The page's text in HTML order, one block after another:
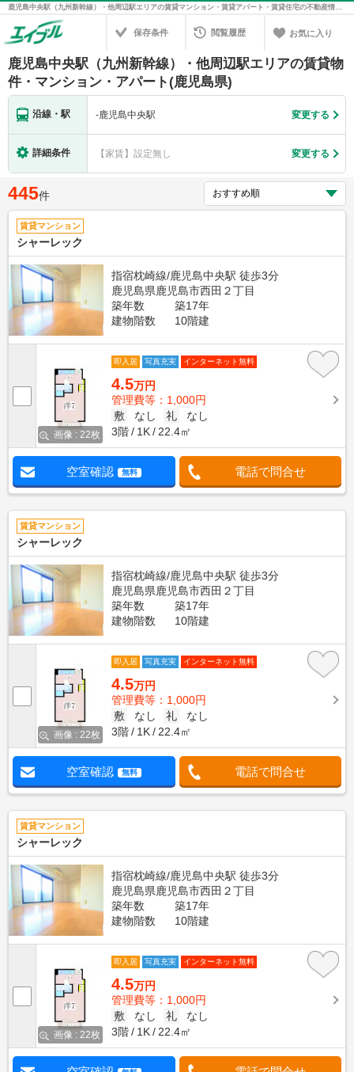
鹿児島中央駅（九州新幹線）・他周辺駅エリアの賃貸マンション・賃貸アパート・賃貸住宅の不動産情報を検索！不動産賃貸の物件探しは、お部屋探しのエイブル
保存条件 閲覧履歴 お気に入り
鹿児島中央駅（九州新幹線）・他周辺駅エリアの賃貸物
件・マンション・アパート(鹿児島県)
沿線・駅 -鹿児島中央駅 変更する
詳細条件 【家賃】設定無し 変更する
445件
賃貸マンション
シャーレック
指宿枕崎線/鹿児島中央駅 徒歩3分
鹿児島県鹿児島市西田２丁目
築年数
築17年
建物階数
10階建
画像 : 22枚
即入居 写真充実 インターネット無料
4.5万円
管理費等：1,000円
敷
なし 礼
なし
3階
1K 22.4㎡
空室確認 無料 電話で問合せ
賃貸マンション
シャーレック
指宿枕崎線/鹿児島中央駅 徒歩3分
鹿児島県鹿児島市西田２丁目
築年数
築17年
建物階数
10階建
画像 : 22枚
即入居 写真充実 インターネット無料
4.5万円
管理費等：1,000円
敷
なし 礼
なし
3階
1K 22.4㎡
空室確認 無料 電話で問合せ
賃貸マンション
シャーレック
指宿枕崎線/鹿児島中央駅 徒歩3分
鹿児島県鹿児島市西田２丁目
築年数
築17年
建物階数
10階建
画像 : 22枚
即入居 写真充実 インターネット無料
4.5万円
管理費等：1,000円
敷
なし 礼
なし
3階
1K 22.4㎡